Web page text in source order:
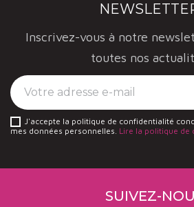
Inscrivez-vous à notre
toutes nos
J'accepte la politique de confidentialité
mes données personnelles. Lire la politique de
SUIVEZ-